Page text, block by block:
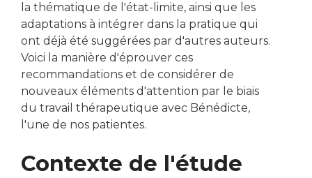
la thématique de l'état-limite, ainsi que les
adaptations à intégrer dans la pratique qui
ont déjà été suggérées par d'autres auteurs.
Voici la manière d'éprouver ces
recommandations et de considérer de
nouveaux éléments d'attention par le biais
du travail thérapeutique avec Bénédicte,
l'une de nos patientes.
Contexte de l'étude